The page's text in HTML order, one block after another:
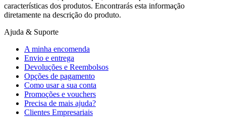
características dos produtos. Encontrarás esta informação
diretamente na descrição do produto.
Ajuda & Suporte
A minha encomenda
Envio e entrega
Devoluções e Reembolsos
Opções de pagamento
Como usar a sua conta
Promoções e vouchers
Precisa de mais ajuda?
Clientes Empresariais